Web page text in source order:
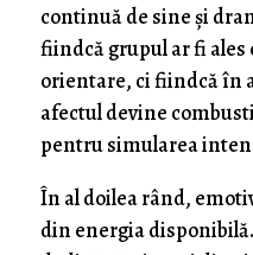
continuă de sine și
fiindcă grupul ar fi ales
orientare, ci fiindcă în
afectul devine
pentru simularea
În al doilea rând,
din energia